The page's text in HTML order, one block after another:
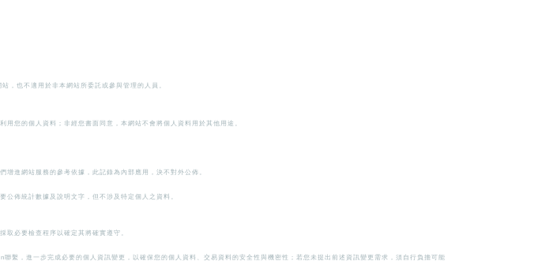
，也不適用於非本網站所委託或參與管理的人員。
您的個人資料；非經您書面同意，本網站不會將個人資料用於其他用途。
進網站服務的參考依據，此記錄為內部應用，決不對外公佈。
佈統計數據及說明文字，但不涉及特定個人之資料。
取必要檢查程序以確定其將確實遵守。
，進一步完成必要的個人資訊變更，以確保您的個人資料、交易資料的安全性與機密性；若您未提出前述資訊變更需求，須自行負擔可能